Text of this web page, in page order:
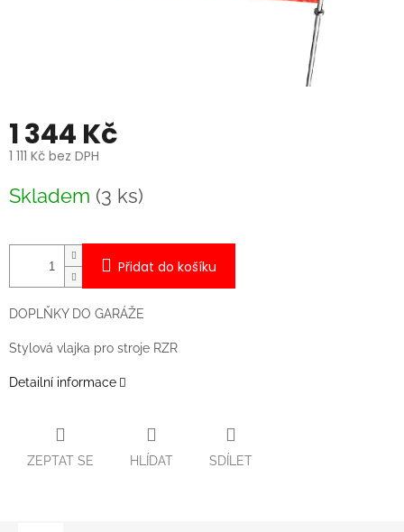
1 344 Kč
1 111 Kč bez DPH
cena:
Skladem (3 ks)
Přidat do košíku
DOPLŇKY DO GARÁŽE
Stylová vlajka pro stroje RZR
Detailní informace
ZEPTAT SE HLÍDAT SDÍLET